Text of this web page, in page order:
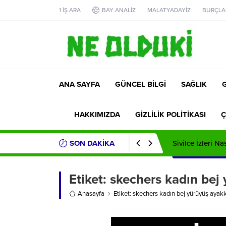
1 İŞ ARA BAY ANALİZ MALATYADAYİZ
ANA SAYFA GÜNCEL BİLGİ SAĞLIK
HAKKIMIZDA GİZLİLİK POLİTİKASI
SON DAKİKA Sivilce İzleri
Etiket: skechers kadın bej
Anasayfa Etiket: skechers kadın bej yürüyüş